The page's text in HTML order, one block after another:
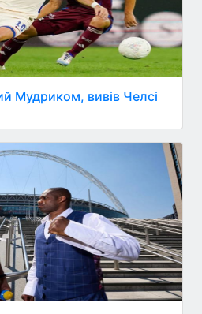
Мудриком, вивів Челсі